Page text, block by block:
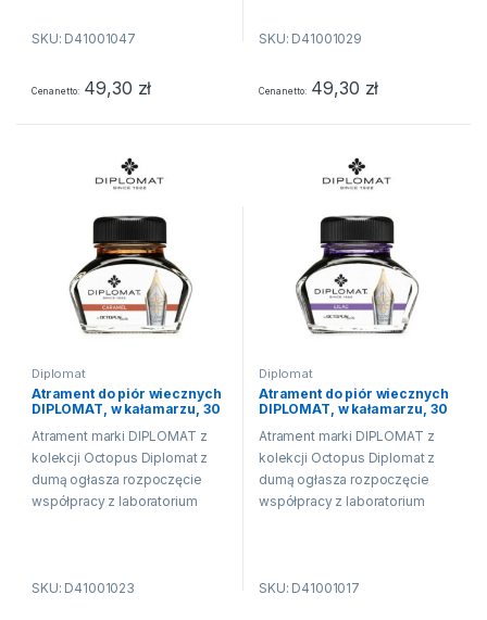
atramentu jest tradycją w...
SKU: D41001047
Cena netto 49,30 zł
atramentu jest tradycją w...
SKU: D41001029
Cena netto 49,30 zł
Diplomat
Atrament do piór wiecznych
DIPLOMAT, w kałamarzu, 30
Atrament marki DIPLOMAT z
kolekcji Octopus Diplomat z
dumą ogłasza rozpoczęcie
współpracy z laboratorium
atramentu jest tradycją w...
SKU: D41001023
Diplomat
Atrament do piór wiecznych
DIPLOMAT, w kałamarzu, 30
Atrament marki DIPLOMAT z
kolekcji Octopus Diplomat z
dumą ogłasza rozpoczęcie
współpracy z laboratorium
atramentu jest tradycją w...
SKU: D41001017